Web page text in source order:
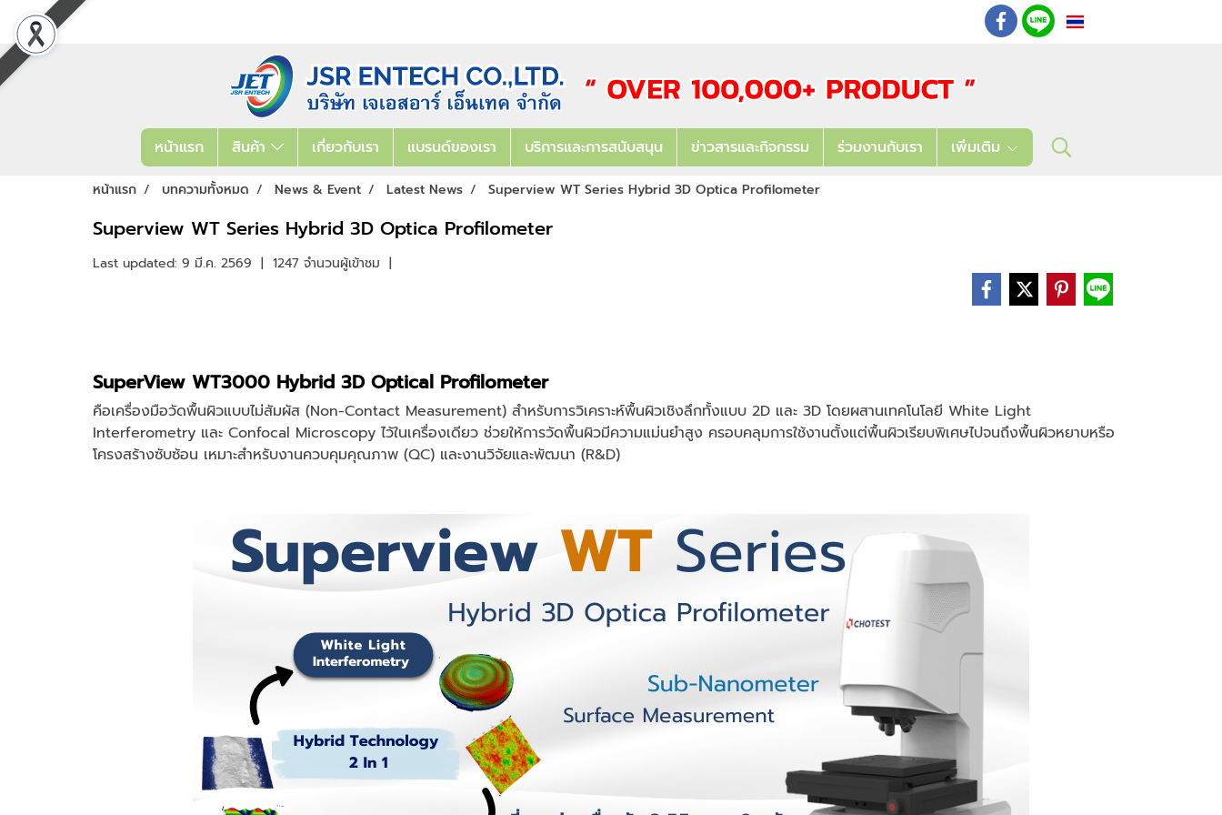
TH
หน้าแรก สินค้า เกี่ยวกับเรา แบรนด์ของเรา บริการและการสนับสนุน ข่าวสารและกิจกรรม ร่วมงานกับเรา เพิ่มเติม
หน้าแรก บทความทั้งหมด News & Event Latest News Superview WT Series Hybrid 3D Optica Profilometer
Superview WT Series Hybrid 3D Optica Profilometer
Last updated: 9 มี.ค. 2569 | 1247 จำนวนผู้เข้าชม |
SuperView WT3000 Hybrid 3D Optical Profilometer
คือเครื่องมือวัดพื้นผิวแบบไม่สัมผัส (Non-Contact Measurement) สำหรับการวิเคราะห์พื้นผิวเชิงลึกทั้งแบบ 2D และ 3D โดยผสานเทคโนโลยี White Light
Interferometry และ Confocal Microscopy ไว้ในเครื่องเดียว ช่วยให้การวัดพื้นผิวมีความแม่นยำสูง ครอบคลุมการใช้งานตั้งแต่พื้นผิวเรียบพิเศษไปจนถึงพื้นผิวหยาบหรือ
โครงสร้างซับซ้อน เหมาะสำหรับงานควบคุมคุณภาพ (QC) และงานวิจัยและพัฒนา (R&D)